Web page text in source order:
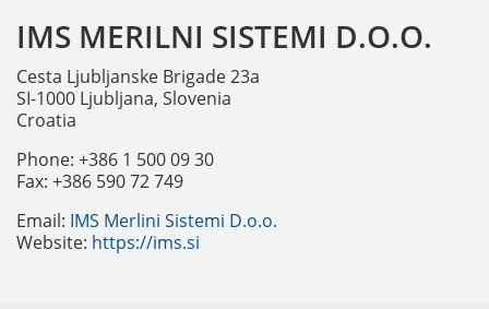
IMS MERILNI SISTEMI D.O.O.
Cesta Ljubljanske Brigade 23a
SI-1000 Ljubljana, Slovenia
Croatia
Phone: +386 1 500 09 30
Fax: +386 590 72 749
Email: IMS Merlini Sistemi D.o.o.
Website: https://ims.si